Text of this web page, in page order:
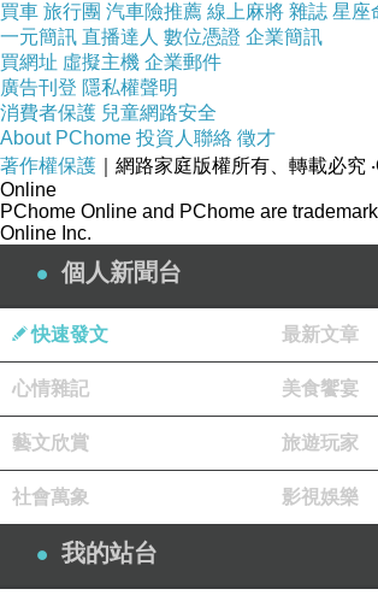
買車 旅行團 汽車險推薦 線上麻將 雜誌 星座
一元簡訊 直播達人 數位憑證 企業簡訊
買網址 虛擬主機 企業郵件
廣告刊登 隱私權聲明
消費者保護 兒童網路安全
About PChome 投資人聯絡 徵才
著作權保護 ｜網路家庭版權所有、轉載必究
Online
PChome Online and PChome are
Online Inc.
個人新聞台
快速發文 最新文章
心情雜記 美食饗宴
藝文欣賞 旅遊玩家
社會萬象 影視娛樂
我的站台